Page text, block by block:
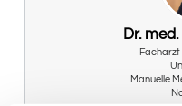
Dr.
Facharzt
Manuelle